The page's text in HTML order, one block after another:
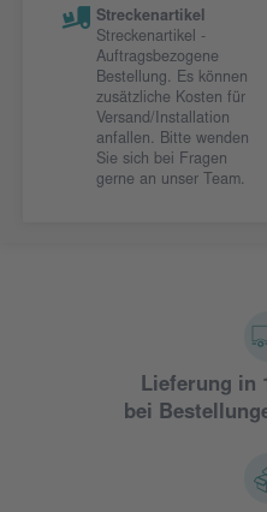
Streckenartikel
Streckenartikel -
Auftragsbezogene
Bestellung. Es können
zusätzliche Kosten für
Versand/Installation
anfallen. Bitte wenden
Sie sich bei Fragen
gerne an unser Team.
Lieferung in
bei